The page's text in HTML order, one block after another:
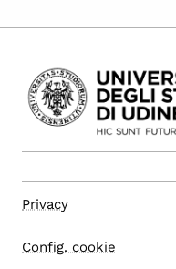
Privacy
Config. cookie